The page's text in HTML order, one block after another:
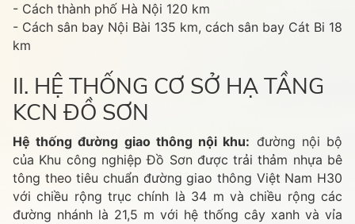
- Cách thành phố Hà Nội 120 km
- Cách sân bay Nội Bài 135 km, cách sân bay Cát Bi 18
km
II. HỆ THỐNG CƠ SỞ HẠ TẦNG
KCN ĐỒ SƠN
Hệ thống đường giao thông nội khu: đường nội bộ
của Khu công nghiệp Đồ Sơn được trải thảm nhựa bê
tông theo tiêu chuẩn đường giao thông Việt Nam H30
với chiều rộng trục chính là 34 m và chiều rộng các
đường nhánh là 21,5 m với hệ thống cây xanh và vỉa